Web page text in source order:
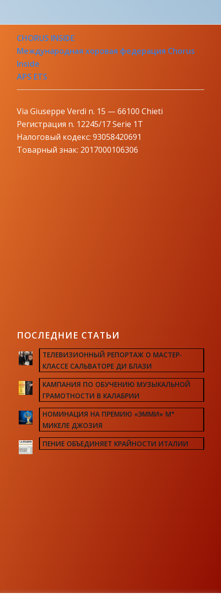
CHORUS INSIDE
Международная хоровая федерация Chorus
Inside
APS ETS
Via Giuseppe Verdi n. 15 — 66100 Chieti
Регистрация n. 12245/17 Serie 1T
Налоговый кодекс: 93058420691
Товарный знак: 2017000106306
ПОСЛЕДНИЕ СТАТЬИ
ТЕЛЕВИЗИОННЫЙ РЕПОРТАЖ О МАСТЕР-
КЛАССЕ САЛЬВАТОРЕ ДИ БЛАЗИ
КАМПАНИЯ ПО ОБУЧЕНИЮ МУЗЫКАЛЬНОЙ
ГРАМОТНОСТИ В КАЛАБРИИ
НОМИНАЦИЯ НА ПРЕМИЮ «ЭММИ» М°
МИКЕЛЕ ДЖОЗИЯ
ПЕНИЕ ОБЪЕДИНЯЕТ КРАЙНОСТИ ИТАЛИИ